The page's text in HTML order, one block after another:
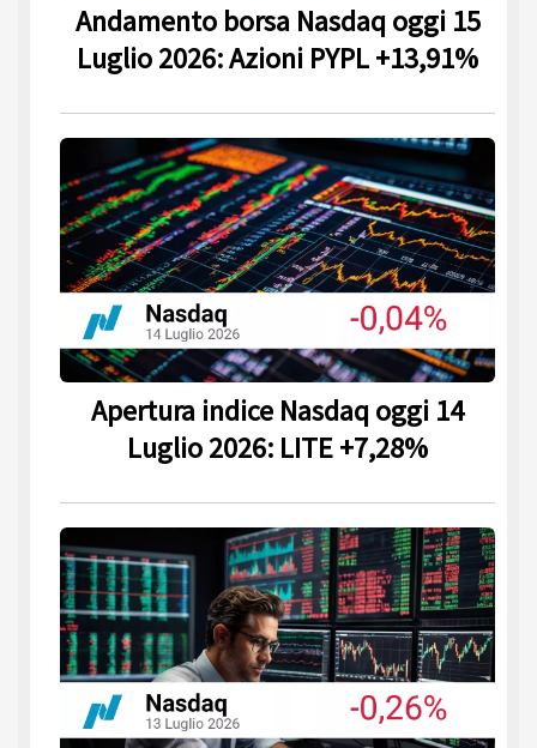
Andamento borsa Nasdaq oggi 15
Luglio 2026: Azioni PYPL +13,91%
Apertura indice Nasdaq oggi 14
Luglio 2026: LITE +7,28%